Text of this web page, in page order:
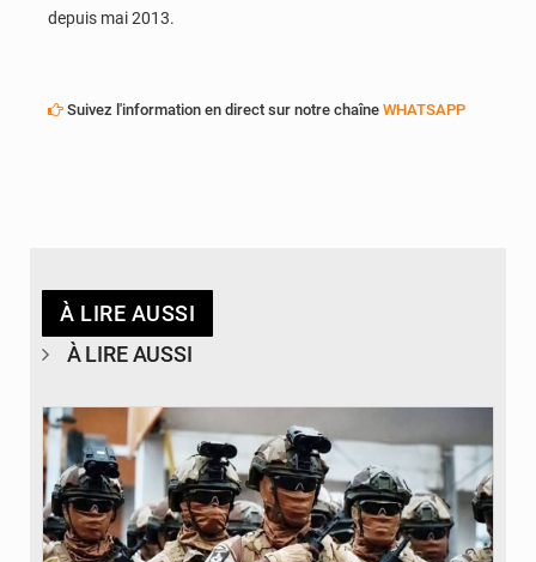
depuis mai 2013.
Suivez l'information en direct sur notre chaîne WHATSAPP
À LIRE AUSSI
À LIRE AUSSI